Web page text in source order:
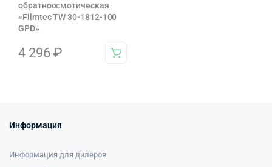
обратноосмотическая
«Filmtec TW 30-1812-100
GPD»
4 296 ₽
Информация
Информация для дилеров